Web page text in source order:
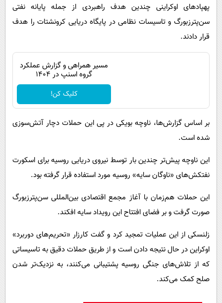
پهپادهای اوکراینی چندین هدف راهبردی از جمله پایانه نفتی
سن‌پترزبورگ و تاسیسات نظامی در پایگاه دریایی کرونشتات را هدف
قرار دادند.
مسیر همراهی و گزارش عملکرد
گروه اسنپ در ۱۴۰۴
کلیک کن!
بر اساس گزارش‌ها، ناوچه بویکی در پی این حملات دچار آتش‌سوزی
شده است.
این ناوچه پیش‌تر چندین بار توسط نیروی دریایی روسیه برای اسکورت
نفتکش‌های «ناوگان سایه» روسیه مورد استفاده قرار گرفته بود.
این حملات هم‌زمان با آغاز مجمع اقتصادی بین‌المللی سن‌پترزبورگ
صورت گرفت و بر فضای افتتاح این رویداد سایه افکند.
زلنسکی از این عملیات تمجید کرد و گفت کارزار «تحریم‌های دوربرد»
اوکراین در حال نتیجه دادن است و از طریق حملات دقیق به تاسیساتی
که از تلاش‌های جنگی روسیه پشتیبانی می‌کنند، به نزدیک‌تر شدن
صلح کمک می‌کند.